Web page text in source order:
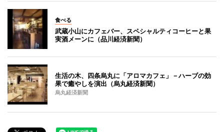
食べる
武蔵小山にカフェバー、スペシャルティコーヒーと果
実酒メーンに（品川経済新聞）
生活の木、四条烏丸に「アロマカフェ」－ハーブの効
果で癒やしを演出（烏丸経済新聞）
烏丸経済新聞